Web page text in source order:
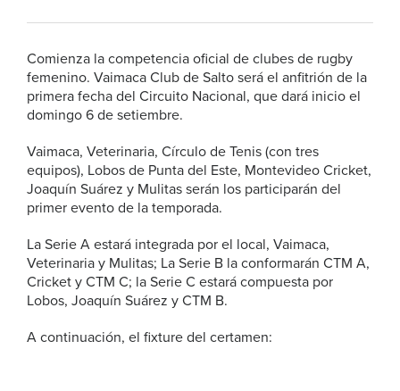
Comienza la competencia oficial de clubes de rugby
femenino. Vaimaca Club de Salto será el anfitrión de la
primera fecha del Circuito Nacional, que dará inicio el
domingo 6 de setiembre.
Vaimaca, Veterinaria, Círculo de Tenis (con tres
equipos), Lobos de Punta del Este, Montevideo Cricket,
Joaquín Suárez y Mulitas serán los participarán del
primer evento de la temporada.
La Serie A estará integrada por el local, Vaimaca,
Veterinaria y Mulitas; La Serie B la conformarán CTM A,
Cricket y CTM C; la Serie C estará compuesta por
Lobos, Joaquín Suárez y CTM B.
A continuación, el fixture del certamen: